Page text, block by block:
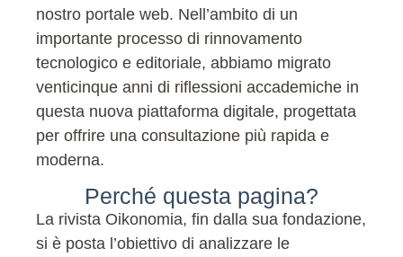
nostro portale web. Nell’ambito di un
importante processo di rinnovamento
tecnologico e editoriale, abbiamo migrato
venticinque anni di riflessioni accademiche in
questa nuova piattaforma digitale, progettata
per offrire una consultazione più rapida e
moderna.
Perché questa pagina?
La rivista Oikonomia, fin dalla sua fondazione,
si è posta l’obiettivo di analizzare le